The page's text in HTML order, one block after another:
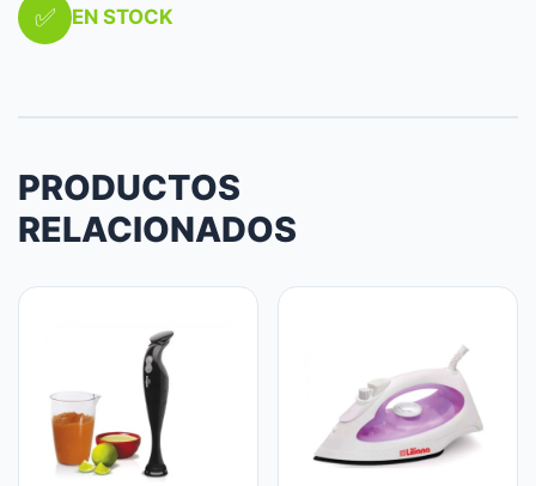
✅ EN STOCK
PRODUCTOS
RELACIONADOS